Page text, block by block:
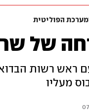
הפוליטית
של
ראש רשות
מעליו